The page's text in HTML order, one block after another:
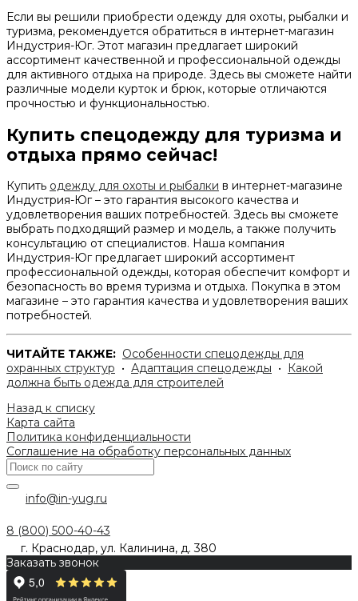
Если вы решили приобрести одежду для охоты, рыбалки и
туризма, рекомендуется обратиться в интернет-магазин
Индустрия-Юг. Этот магазин предлагает широкий
ассортимент качественной и профессиональной одежды
для активного отдыха на природе. Здесь вы сможете найти
различные модели курток и брюк, которые отличаются
прочностью и функциональностью.
Купить спецодежду для туризма и
отдыха прямо сейчас!
Купить одежду для охоты и рыбалки в интернет-магазине
Индустрия-Юг – это гарантия высокого качества и
удовлетворения ваших потребностей. Здесь вы сможете
выбрать подходящий размер и модель, а также получить
консультацию от специалистов. Наша компания
Индустрия-Юг предлагает широкий ассортимент
профессиональной одежды, которая обеспечит комфорт и
безопасность во время туризма и отдыха. Покупка в этом
магазине – это гарантия качества и удовлетворения ваших
потребностей.
ЧИТАЙТЕ ТАКЖЕ: Особенности спецодежды для
охранных структур • Адаптация спецодежды •
Какой
должна быть одежда для строителей
Назад к списку
Карта сайта
Политика конфиденциальности
Соглашение на обработку персональных данных
info@in-yug.ru
8 (800) 500-40-43
г. Краснодар, ул. Калинина, д. 380
Заказать звонок